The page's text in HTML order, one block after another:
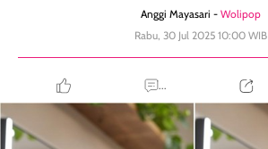
Anggi Mayasari - Wolipop
Rabu, 30 Jul 2025 10:00 WIB
...